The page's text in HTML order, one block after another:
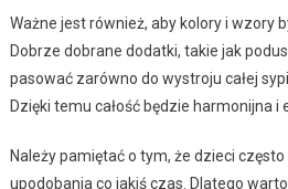
Ważne jest również, aby kolory i wzory
Dobrze dobrane dodatki, takie jak
pasować zarówno do wystroju całej
Dzięki temu całość będzie harmonijna i
Należy pamiętać o tym, że dzieci
upodobania co jakiś czas. Dlatego